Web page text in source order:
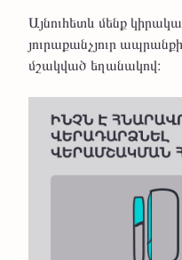
Այնուհետև մենք
յուրաքանչյուր
մշակված եղանակով։